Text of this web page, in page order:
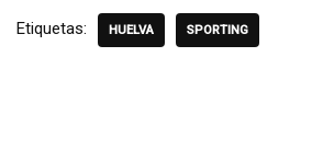
Etiquetas: HUELVA SPORTING